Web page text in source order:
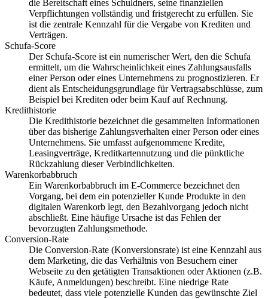
die Bereitschaft eines Schuldners, seine finanziellen
Verpflichtungen vollständig und fristgerecht zu erfüllen. Sie
ist die zentrale Kennzahl für die Vergabe von Krediten und
Verträgen.
Schufa-Score
Der Schufa-Score ist ein numerischer Wert, den die Schufa
ermittelt, um die Wahrscheinlichkeit eines Zahlungsausfalls
einer Person oder eines Unternehmens zu prognostizieren. Er
dient als Entscheidungsgrundlage für Vertragsabschlüsse, zum
Beispiel bei Krediten oder beim Kauf auf Rechnung.
Kredithistorie
Die Kredithistorie bezeichnet die gesammelten Informationen
über das bisherige Zahlungsverhalten einer Person oder eines
Unternehmens. Sie umfasst aufgenommene Kredite,
Leasingverträge, Kreditkartennutzung und die pünktliche
Rückzahlung dieser Verbindlichkeiten.
Warenkorbabbruch
Ein Warenkorbabbruch im E-Commerce bezeichnet den
Vorgang, bei dem ein potenzieller Kunde Produkte in den
digitalen Warenkorb legt, den Bezahlvorgang jedoch nicht
abschließt. Eine häufige Ursache ist das Fehlen der
bevorzugten Zahlungsmethode.
Conversion-Rate
Die Conversion-Rate (Konversionsrate) ist eine Kennzahl aus
dem Marketing, die das Verhältnis von Besuchern einer
Webseite zu den getätigten Transaktionen oder Aktionen (z.B.
Käufe, Anmeldungen) beschreibt. Eine niedrige Rate
bedeutet, dass viele potenzielle Kunden das gewünschte Ziel